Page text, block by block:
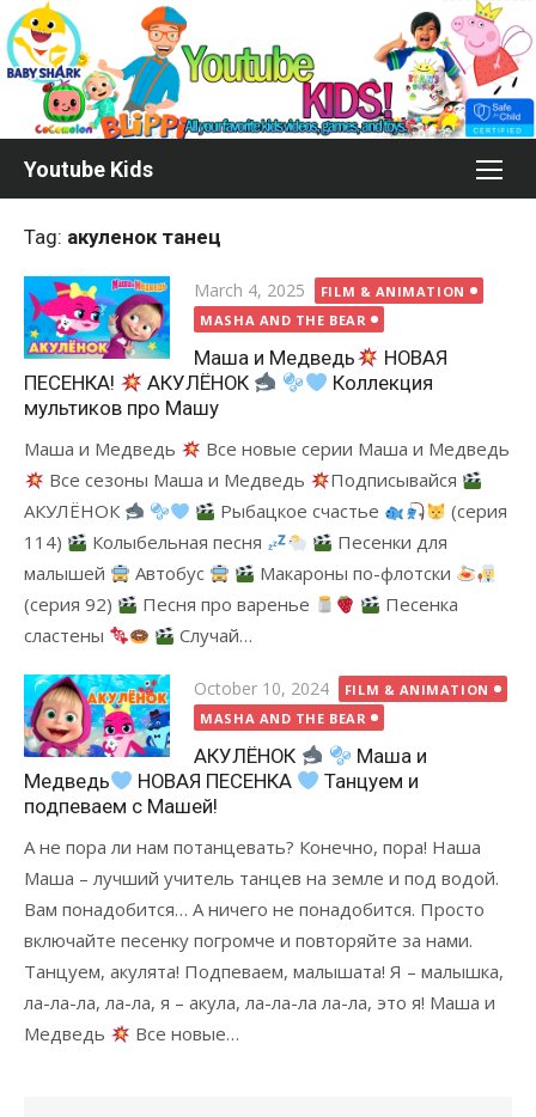
Skip
to
content
Youtube Kids
Tag: акуленок танец
Posted
on
March 4, 2025
FILM & ANIMATION
MASHA AND THE BEAR
Маша и Медведь
НОВАЯ
ПЕСЕНКА!
АКУЛЁНОК
Коллекция
мультиков про Машу
Маша и Медведь
Все новые серии Маша и Медведь
Все сезоны Маша и Медведь
Подписывайся
АКУЛЁНОК
Рыбацкое счастье
(серия
114)
Колыбельная песня
Песенки для
малышей
Автобус
Макароны по-флотски
(серия 92)
Песня про варенье
Песенка
сластены
Случай…
Posted
on
October 10, 2024
FILM & ANIMATION
MASHA AND THE BEAR
АКУЛЁНОК
Маша и
Медведь
НОВАЯ ПЕСЕНКА
Танцуем и
подпеваем с Машей!
А не пора ли нам потанцевать? Конечно, пора! Наша
Маша – лучший учитель танцев на земле и под водой.
Вам понадобится… А ничего не понадобится. Просто
включайте песенку погромче и повторяйте за нами.
Танцуем, акулята! Подпеваем, малышата! Я – малышка,
ла-ла-ла, ла-ла, я – акула, ла-ла-ла ла-ла, это я! Маша и
Медведь
Все новые…